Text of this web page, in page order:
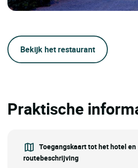
Bekijk het restaurant
Praktische
Toegangskaart tot het hotel en
routebeschrijving